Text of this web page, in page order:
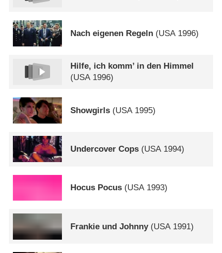
Nach eigenen Regeln (USA 1996)
Hilfe, ich komm’ in den Himmel
(USA1996)
Showgirls (USA1995)
Undercover Cops (USA1994)
Hocus Pocus (USA1993)
Frankie und Johnny(USA 1991)